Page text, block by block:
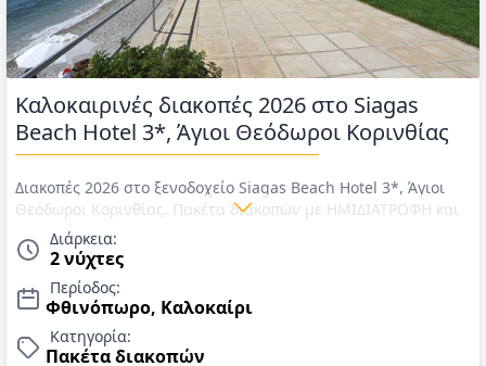
Καλοκαιρινές διακοπές 2026 στο Siagas
Beach Hotel 3*, Άγιοι Θεόδωροι Κορινθίας
Διακοπές 2026 στο ξενοδοχείο Siagas Beach Hotel 3*, Άγιοι
Θεόδωροι Κορινθίας. Πακέτα διακοπών με ΗΜΙΔΙΑΤΡΟΦΗ και
ποτά στα γεύματα! 1o παιδί έως 12 ετών ΔΩΡΕΑΝ. Tιμές για
Καλοκαίρι 2026
Διάρκεια:
2 νύχτες
Περίοδος:
Φθινόπωρο, Καλοκαίρι
Κατηγορία:
Πακέτα διακοπών